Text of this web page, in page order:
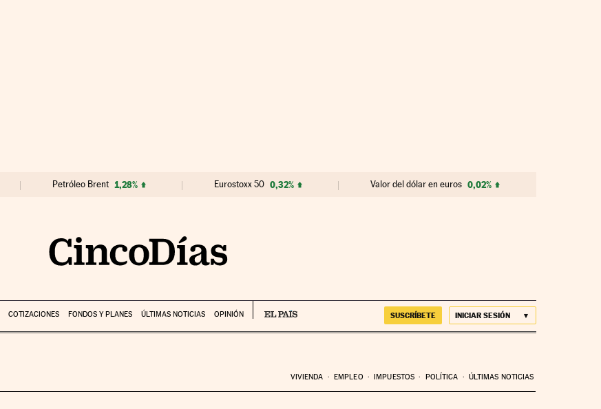
Petróleo Brent 1,28% Eurostoxx 50 0,32% Valor del dólar en euros 0,02%
COTIZACIONES FONDOS Y PLANES ÚLTIMAS NOTICIAS OPINIÓN SUSCRÍBETE INICIAR SESIÓN
VIVIENDA EMPLEO IMPUESTOS POLÍTICA ÚLTIMAS NOTICIAS